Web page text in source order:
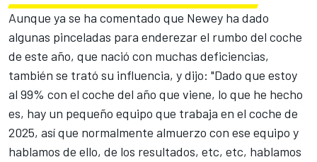
Aunque ya se ha comentado que Newey ha dado
algunas pinceladas para enderezar el rumbo del coche
de este año, que nació con muchas deficiencias,
también se trató su influencia, y dijo: "Dado que estoy
al 99% con el coche del año que viene, lo que he hecho
es, hay un pequeño equipo que trabaja en el coche de
2025, así que normalmente almuerzo con ese equipo y
hablamos de ello, de los resultados, etc, etc, hablamos